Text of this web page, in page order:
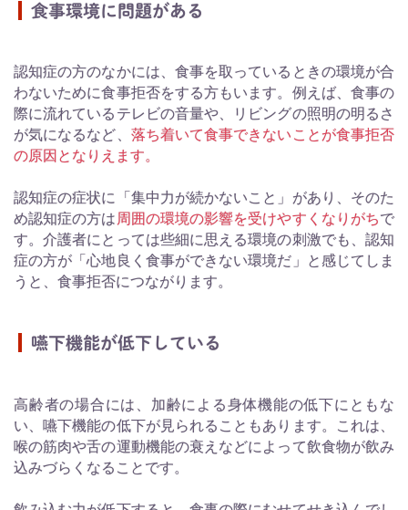
食事環境に問題がある
認知症の方のなかには、食事を取っているときの環境が合
わないために食事拒否をする方もいます。例えば、食事の
際に流れているテレビの音量や、リビングの照明の明るさ
が気になるなど、 落ち着いて食事できないことが食事拒否
の原因となりえます。
認知症の症状に「集中力が続かないこと」があり、そのた
め認知症の方は 周囲の環境の影響を受けやすくなりがちで
す。介護者にとっては些細に思える環境の刺激でも、認知
症の方が「心地良く食事ができない環境だ」と感じてしま
うと、食事拒否につながります。
嚥下機能が低下している
高齢者の場合には、加齢による身体機能の低下にともな
い、嚥下機能の低下が見られることもあります。これは、
喉の筋肉や舌の運動機能の衰えなどによって飲食物が飲み
込みづらくなることです。